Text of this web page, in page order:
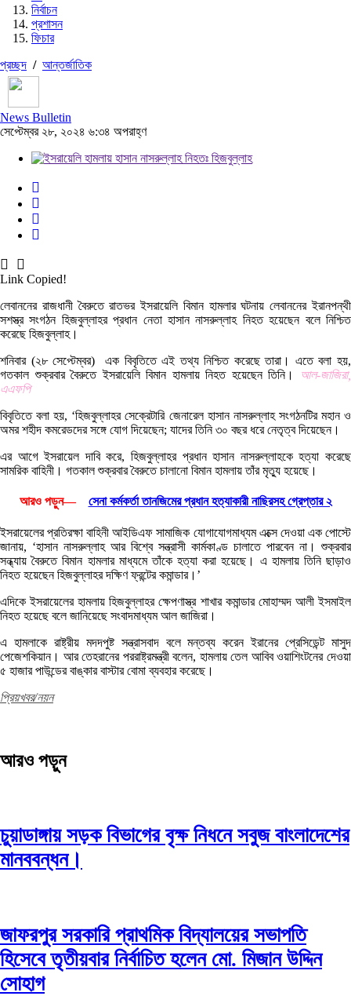
নির্বাচন
প্রশাসন
ফিচার
প্রচ্ছদ / আন্তর্জাতিক
News Bulletin
সেপ্টেম্বর ২৮, ২০২৪ ৬:৩৪ অপরাহ্ণ
Link Copied!
লেবাননের রাজধানী বৈরুতে রাতভর ইসরায়েলি বিমান হামলার ঘটনায় লেবাননের ইরানপন্থী
সশস্ত্র সংগঠন হিজবুল্লাহর প্রধান নেতা হাসান নাসরুল্লাহ নিহত হয়েছেন বলে নিশ্চিত
করেছে হিজবুল্লাহ।
শনিবার (২৮ সেপ্টেম্বর) এক বিবৃতিতে এই তথ্য নিশ্চিত করেছে তারা। এতে বলা হয়,
গতকাল শুক্রবার বৈরুতে ইসরায়েলি বিমান হামলায় নিহত হয়েছেন তিনি।
আল-জাজিরা,
এএফপি
বিবৃতিতে বলা হয়, ‘হিজবুল্লাহর সেক্রেটারি জেনারেল হাসান নাসরুল্লাহ সংগঠনটির মহান ও
অমর শহীদ কমরেডদের সঙ্গে যোগ দিয়েছেন; যাদের তিনি ৩০ বছর ধরে নেতৃত্ব দিয়েছেন।
এর আগে ইসরায়েল দাবি করে, হিজবুল্লাহর প্রধান হাসান নাসরুল্লাহকে হত্যা করেছে
সামরিক বাহিনী। গতকাল শুক্রবার বৈরুতে চালানো বিমান হামলায় তাঁর মৃত্যু হয়েছে।
আরও পড়ুন— সেনা কর্মকর্তা তানজিমের প্রধান হত্যাকারী নাছিরসহ গ্রেপ্তার ২
ইসরায়েলের প্রতিরক্ষা বাহিনী আইডিএফ সামাজিক যোগাযোগমাধ্যম এক্সে দেওয়া এক পোস্টে
জানায়, ‘হাসান নাসরুল্লাহ আর বিশ্বে সন্ত্রাসী কার্মকাণ্ড চালাতে পারবেন না। শুক্রবার
সন্ধ্যায় বৈরুতে বিমান হামলার মাধ্যমে তাঁকে হত্যা করা হয়েছে। এ হামলায় তিনি ছাড়াও
নিহত হয়েছেন হিজবুল্লাহর দক্ষিণ ফ্রন্টের কমান্ডার।’
এদিকে ইসরায়েলের হামলায় হিজবুল্লাহর ক্ষেপণাস্ত্র শাখার কমান্ডার মোহাম্মদ আলী ইসমাইল
নিহত হয়েছে বলে জানিয়েছে সংবাদমাধ্যম আল জাজিরা।
এ হামলাকে রাষ্ট্রীয় মদদপুষ্ট সন্ত্রাসবাদ বলে মন্তব্য করেন ইরানের প্রেসিডেন্ট মাসুদ
পেজেশকিয়ান। আর তেহরানের পররাষ্ট্রমন্ত্রী বলেন, হামলায় তেল আবিব ওয়াশিংটনের দেওয়া
৫ হাজার পাউন্ডের বাঙ্কার বাস্টার বোমা ব্যবহার করেছে।
প্রিয়খবর/নয়ন
আরও পড়ুন
চুয়াডাঙ্গায় সড়ক বিভাগের বৃক্ষ নিধনে সবুজ বাংলাদেশের
মানববন্ধন।
জাফরপুর সরকারি প্রাথমিক বিদ্যালয়ের সভাপতি
হিসেবে তৃতীয়বার নির্বাচিত হলেন মো. মিজান উদ্দিন
সোহাগ